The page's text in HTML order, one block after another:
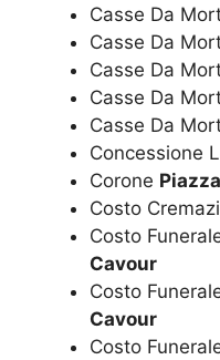
Casse Da
Casse Da
Casse Da
Casse Da
Casse Da
Concessione
Corone
Costo
Costo
Cavour
Costo
Cavour
Costo